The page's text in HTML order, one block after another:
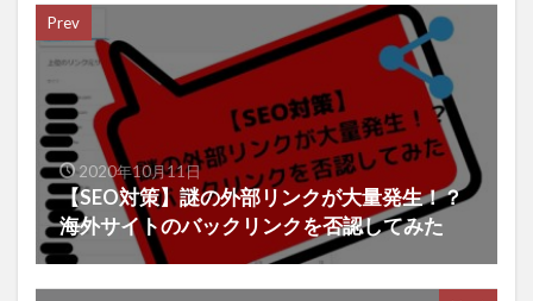
Prev
2020年10月11日
【SEO対策】謎の外部リンクが大量発生！？
海外サイトのバックリンクを否認してみた